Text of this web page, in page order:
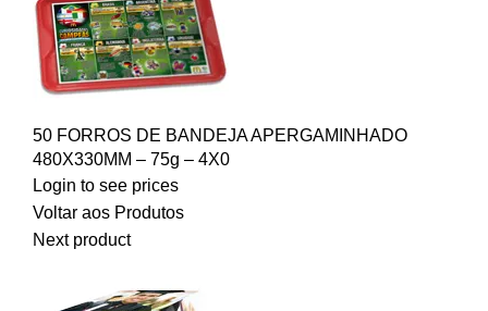
50 FORROS DE BANDEJA APERGAMINHADO
480X330MM – 75g – 4X0
Login to see prices
Voltar aos Produtos
Next product